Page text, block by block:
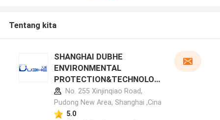
Tentang kita
SHANGHAI DUBHE
ENVIRONMENTAL
PROTECTION&TECHNOLOG
Y CO.,LTD profil pabrikan
No. 255 Xinjinqiao Road,
Pudong New Area, Shanghai ,Cina
5.0